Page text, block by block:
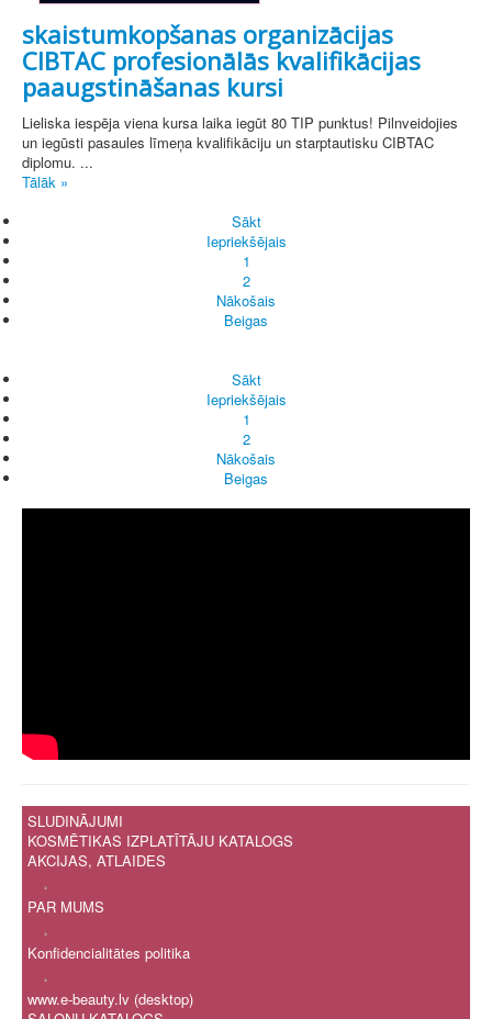
skaistumkopšanas organizācijas
CIBTAC profesionālās kvalifikācijas
paaugstināšanas kursi
Lieliska iespēja viena kursa laika iegūt 80 TIP punktus! Pilnveidojies
un iegūsti pasaules līmeņa kvalifikāciju un starptautisku CIBTAC
diplomu. ...
Tālāk »
Sākt
Iepriekšējais
1
2
Nākošais
Beigas
Sākt
Iepriekšējais
1
2
Nākošais
Beigas
SLUDINĀJUMI
KOSMĒTIKAS IZPLATĪTĀJU KATALOGS
AKCIJAS, ATLAIDES
.
PAR MUMS
.
Konfidencialitātes politika
.
www.e-beauty.lv (desktop)